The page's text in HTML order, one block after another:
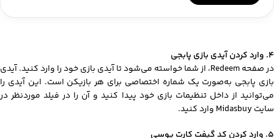
۴. وارد کردن آیدی بازی پابجی
در صفحه Redeem، از شما خواسته می‌شود تا آیدی بازی خود را وارد کنید. آیدی
بازی پابجی به‌صورت یک شماره اختصاصی برای هر بازیکن است. این آیدی را
می‌توانید از داخل تنظیمات بازی خود پیدا کنید و آن را در فیلد موردنظر در
سایت Midasbuy وارد کنید.
۵. وارد کردن کد گیفت کارت یوسی